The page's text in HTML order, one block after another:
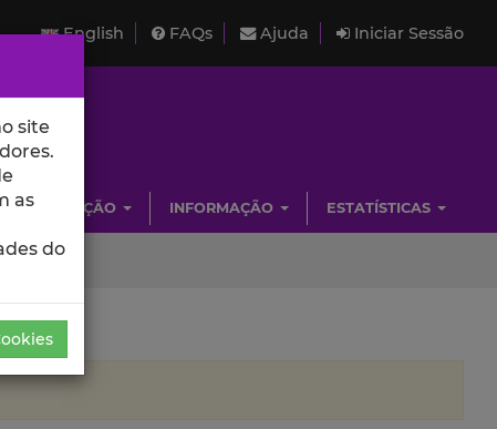
English FAQs Ajuda Iniciar Sessão
INVESTIGAÇÃO INFORMAÇÃO ESTATÍSTICAS
site
as
do